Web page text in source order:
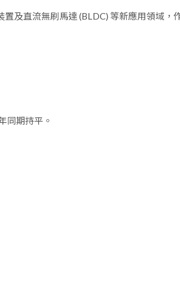
置及直流無刷馬達 (BLDC) 等新應用領域，
同期持平。